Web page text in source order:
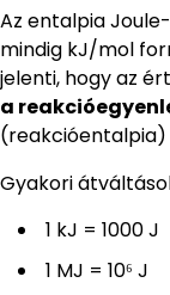
Az entalpia
mindig kJ/mol
jelenti, hogy az
a
(reakcióentalpia)
Gyakori
1 kJ = 1000 J
1 MJ = 10⁶ J